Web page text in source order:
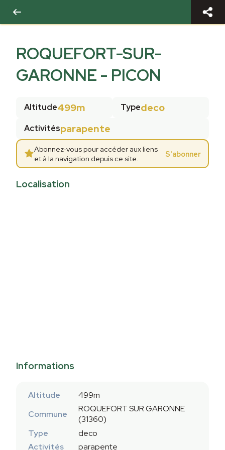
ROQUEFORT-SUR-
GARONNE - PICON
Altitude499m Typedeco
Activitésparapente
Abonnez-vous pour accéder aux liens
et à la navigation depuis ce site.
S'abonner
Localisation
Informations
Altitude
499m
Commune
ROQUEFORT SUR GARONNE
(31360)
Type
deco
Activités
parapente